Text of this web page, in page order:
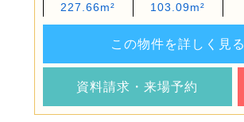
227.66m²
103.09m²
この物件を詳しく見る
資料請求・来場予約